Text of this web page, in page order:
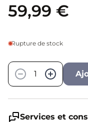
59,99 €
Rupture de stock
−
+
Services et